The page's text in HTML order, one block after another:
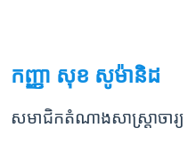
កញ្ញា សុខ សូម៉ានិដ
សមាជិកតំណាងសាស្ត្រាចារ្យ